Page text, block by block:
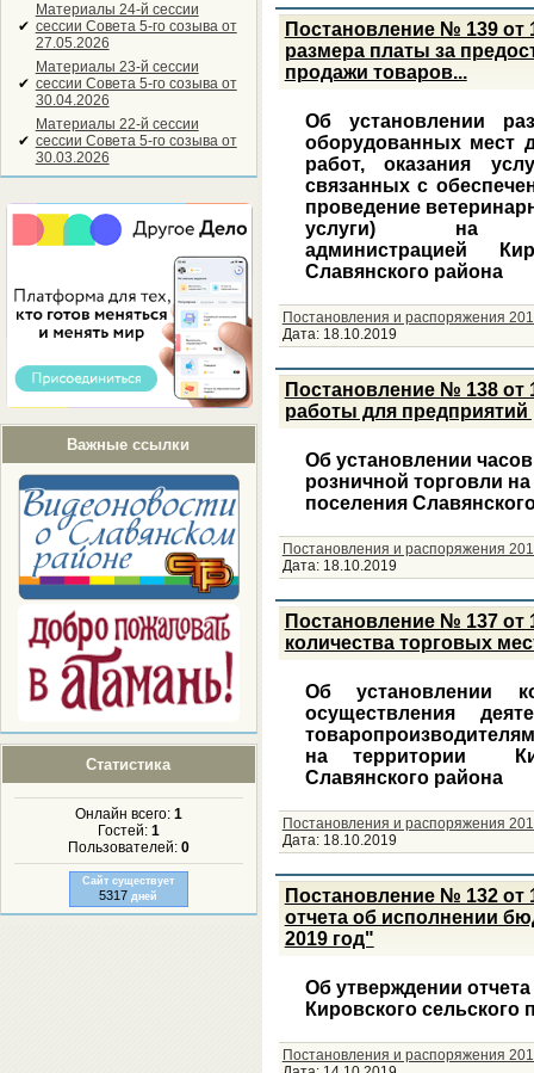
✔
Материалы 24-й сессии
сессии Совета 5-го созыва от
27.05.2026
✔
Материалы 23-й сессии
сессии Совета 5-го созыва от
30.04.2026
✔
Материалы 22-й сессии
сессии Совета 5-го созыва от
30.03.2026
Важные ссылки
Статистика
Онлайн всего: 1
Гостей: 1
Пользователей: 0
Сайт существует
5317 дней
Постановление № 139 от
размера платы за
продажи товаров...
Об установлении
оборудованных мест
работ, оказания
связанных с
проведение
услуги) на
администрацией
Славянского района
Постановления и распоряжения
Дата: 18.10.2019
Постановление № 138 от
работы для предприятий
Об установлении
розничной торговли
поселения
Постановления и распоряжения
Дата: 18.10.2019
Постановление № 137 от
количества торговых
Об установлении
осуществления
на территории
Славянского района
Постановления и распоряжения
Дата: 18.10.2019
Постановление № 132 от
отчета об исполнении
2019 год"
Об утверждении
Кировского
Постановления и распоряжения